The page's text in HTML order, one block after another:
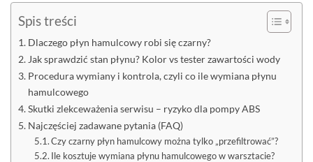
Spis treści
Dlaczego płyn hamulcowy robi się czarny?
Jak sprawdzić stan płynu? Kolor vs tester zawartości wody
Procedura wymiany i kontrola, czyli co ile wymiana płynu
hamulcowego
Skutki zlekceważenia serwisu – ryzyko dla pompy ABS
Najczęściej zadawane pytania (FAQ)
Czy czarny płyn hamulcowy można tylko „przefiltrować”?
Ile kosztuje wymiana płynu hamulcowego w warsztacie?